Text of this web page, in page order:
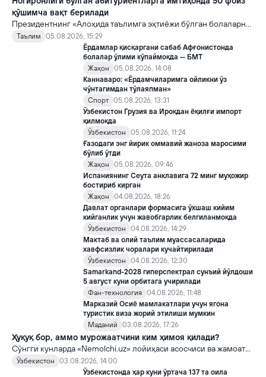
қўшимча вақт берилади
Президентнинг «Алоҳида таълимга эҳтиёжи бўлган болаларни
таълим ва ижтимоий хизматлар билан қамраб олиш тизимини
такомиллаштириш бўйича қўшимча чора-тадбирлар
тўғрисида»ги қарори билан инклюзив таълим соҳасида қатор
янги механизмлар жорий этилади.
Таълим
05.08.2026, 15:29
Ёрдамлар қисқаргани сабаб Афғонистонда
болалар ўлими кўпаймоқда — БМТ
Жаҳон
05.08.2026, 14:08
Каннаваро: «Ёрдамчиларимга ойликни ўз
чўнтагимдан тўлаяпман»
Спорт 05.08.2026, 13:31
Ўзбекистон Грузия ва Ироқдан ёқилғи импорт
қилмоқда
Ўзбекистон
05.08.2026, 11:24
Ғазодаги энг йирик оммавий жаноза маросими
бўлиб ўтди
Жаҳон
05.08.2026, 09:46
Испаниянинг Сеута анклавига 72 минг муҳожир
бостириб кирган
Жаҳон
04.08.2026, 18:26
Давлат органлари формасига ўхшаш кийим
кийганлик учун жавобгарлик белгиланмоқда
Ўзбекистон
04.08.2026, 14:29
Мактаб ва олий таълим муассасаларида
хавфсизлик чоралари кучайтирилади
Ўзбекистон
04.08.2026, 12:30
Samarkand-2028 гиперспектрал сунъий йўлдоши
5 август куни орбитага учирилади
Фан-технология 04.08.2026, 11:48
Марказий Осиё мамлакатлари учун ягона
туристик виза жорий этилиши мумкин
Маданий
03.08.2026, 17:26
Ҳуқуқ бор, аммо мурожаатчини ким ҳимоя қилади?
Сўнгги кунларда «Nemolchi.uz» лойиҳаси асосчиси ва жамоат
фаоли Ирина Матвиенко билан боғлиқ воқеа жамоатчиликда
кенг муҳокама қилинмоқда.
Ўзбекистон
03.08.2026, 14:00
Ўзбекистонда ҳар куни ўртача 137 та оила